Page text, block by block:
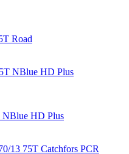
Road
NBlue HD Plus